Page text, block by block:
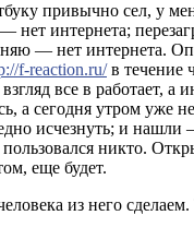
привычно сел, у
интернета;
— нет
f-reaction.ru/в течение
все в работает,
сегодня утром уже
исчезнуть; и
никто.
еще будет.
из него